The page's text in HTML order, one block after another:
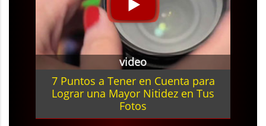
video
7 Puntos a Tener en Cuenta para
Lograr una Mayor Nitidez en Tus
Fotos